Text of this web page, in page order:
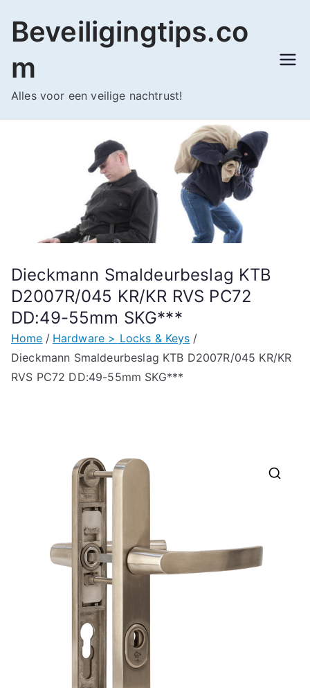
naar
inhoud
Beveiligingtips.co
m
Alles voor een veilige nachtrust!
Dieckmann Smaldeurbeslag KTB
D2007R/045 KR/KR RVS PC72
DD:49-55mm SKG***
Home
Hardware > Locks & Keys
Dieckmann Smaldeurbeslag KTB D2007R/045 KR/KR
RVS PC72 DD:49-55mm SKG***